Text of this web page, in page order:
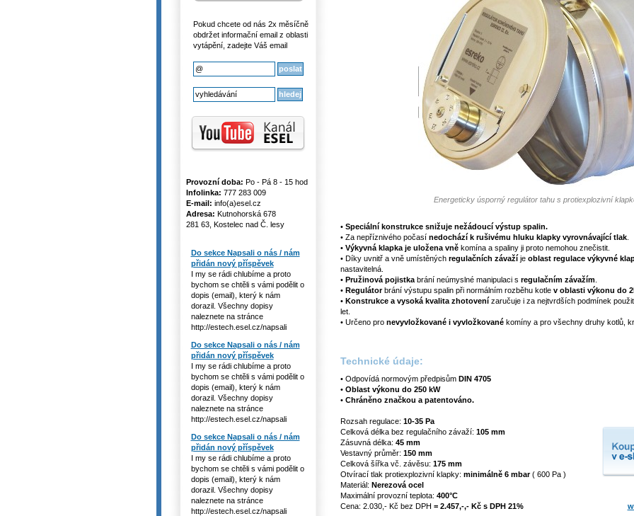
Pokud chcete od nás 2x měsíčně
obdržet informační email z oblasti
vytápění, zadejte Váš email
Provozní doba: Po - Pá 8 - 15 hod
Infolinka: 777 283 009
E-mail: info(a)esel.cz
Adresa: Kutnohorská 678
281 63, Kostelec nad Č. lesy
Do sekce Napsali o nás / nám
přidán nový příspěvek
I my se rádi chlubíme a proto
bychom se chtěli s vámi podělit o
dopis (email), který k nám
dorazil. Všechny dopisy
naleznete na stránce
http://estech.esel.cz/napsali
Do sekce Napsali o nás / nám
přidán nový příspěvek
I my se rádi chlubíme a proto
bychom se chtěli s vámi podělit o
dopis (email), který k nám
dorazil. Všechny dopisy
naleznete na stránce
http://estech.esel.cz/napsali
Do sekce Napsali o nás / nám
přidán nový příspěvek
I my se rádi chlubíme a proto
bychom se chtěli s vámi podělit o
dopis (email), který k nám
dorazil. Všechny dopisy
naleznete na stránce
http://estech.esel.cz/napsali
Energeticky úsporný regulátor tahu s protiexplozivní
• Speciální konstrukce snižuje nežádoucí výstup spalin.
• Za nepříznivého počasí nedochází k rušivému hluku klapky vyrovnávající tlak.
• Výkyvná klapka je uložena vněkomína a spaliny ji proto nemohou znečistit.
• Díky uvnitř a vně umístěných regulačních závažíje oblast regulace výkyvné
nastavitelná.
• Pružinová pojistkabrání neúmyslné manipulaci s regulačním závažím.
• Regulátorbrání výstupu spalin při normálním rozběhu kotle v oblasti výkonu do
• Konstrukce a vysoká kvalita zhotovenízaručuje i za nejtvrdších podmínek
let.
• Určeno pro nevyvložkované i vyvložkovanékomíny a pro všechny druhy kotlů,
Technické údaje:
• Odpovídá normovým předpisům DIN 4705
• Oblast výkonu do 250 kW
• Chráněno značkou a patentováno.
Rozsah regulace: 10-35 Pa
Celková délka bez regulačního závaží: 105 mm
Zásuvná délka: 45 mm
Vestavný průměr: 150 mm
Celková šířka vč. závěsu: 175 mm
Otvírací tlak protiexplozivní klapky: minimálně 6 mbar( 600 Pa )
Materiál: Nerezová ocel
Maximální provozní teplota: 400°C
Cena: 2.030,- Kč bez DPH = 2.457,-,- Kč s DPH 21%